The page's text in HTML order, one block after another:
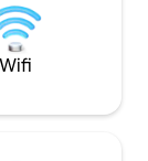
maison. En vélo
10 min jusqu'au
et WWU à 8 min,
Wifi